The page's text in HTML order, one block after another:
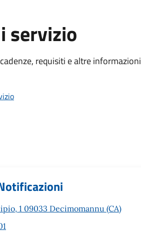
servizio
requisiti e altre
1 09033 Decimomannu (CA)